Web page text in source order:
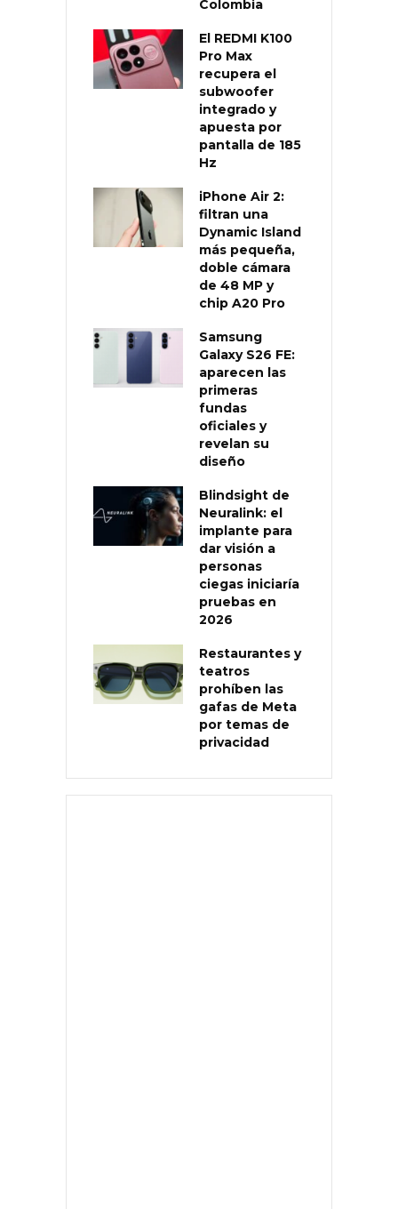
Colombia
El REDMI K100
Pro Max
recupera el
subwoofer
integrado y
apuesta por
pantalla de 185
Hz
iPhone Air 2:
filtran una
Dynamic Island
más pequeña,
doble cámara
de 48 MP y
chip A20 Pro
Samsung
Galaxy S26 FE:
aparecen las
primeras
fundas
oficiales y
revelan su
diseño
Blindsight de
Neuralink: el
implante para
dar visión a
personas
ciegas iniciaría
pruebas en
2026
Restaurantes y
teatros
prohíben las
gafas de Meta
por temas de
privacidad